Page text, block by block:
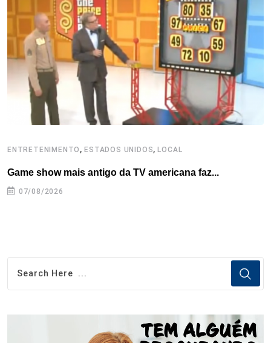
o
k
r I
n
e
s
t
p
ENTRETENIMENTO ,ESTADOS UNIDOS,LOCAL
Game show mais antigo da TV americana faz...
07/08/2026